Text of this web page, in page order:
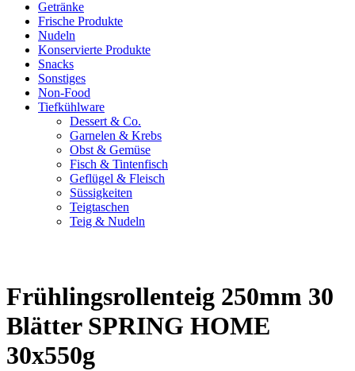
Getränke
Frische Produkte
Nudeln
Konservierte Produkte
Snacks
Sonstiges
Non-Food
Tiefkühlware
Dessert & Co.
Garnelen & Krebs
Obst & Gemüse
Fisch & Tintenfisch
Geflügel & Fleisch
Süssigkeiten
Teigtaschen
Teig & Nudeln
Frühlingsrollenteig 250mm 30
Blätter SPRING HOME
30x550g